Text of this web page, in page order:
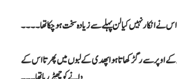
اس نے انکار نہیں کیا لن پہلے سے زیادہ سخت ہو چکا تھا۔۔۔۔
کے اوپر سے رگڑ کھاتا ہوا پھدی کے لبوں میں پھرتا اس کے